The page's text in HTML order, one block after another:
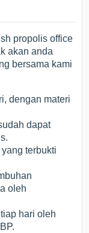
propolis office
akan anda
bersama kami
dengan materi
dapat
terbukti
oleh
hari oleh